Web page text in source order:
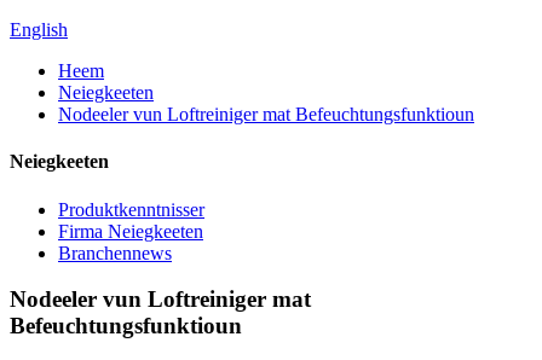
English
Heem
Neiegkeeten
Nodeeler vun Loftreiniger mat Befeuchtungsfunktioun
Neiegkeeten
Produktkenntnisser
Firma Neiegkeeten
Branchennews
Nodeeler vun Loftreiniger mat
Befeuchtungsfunktioun